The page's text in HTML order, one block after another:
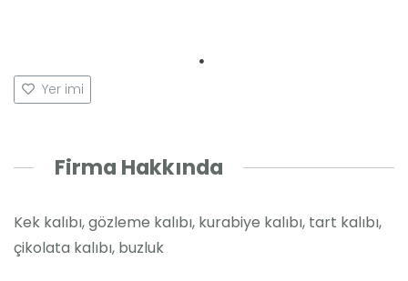
Yer imi
Firma Hakkında
Kek kalıbı, gözleme kalıbı, kurabiye kalıbı, tart kalıbı,
çikolata kalıbı, buzluk